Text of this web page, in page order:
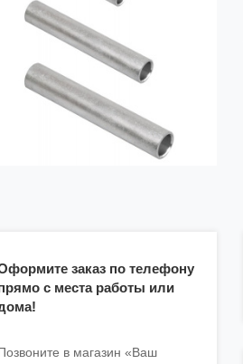
заказ по телефону
с места работы или
в магазин «Ваш